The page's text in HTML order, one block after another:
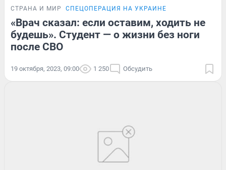
СТРАНА И МИР СПЕЦОПЕРАЦИЯ НА УКРАИНЕ
«Врач сказал: если оставим, ходить не
будешь». Студент — о жизни без ноги
после СВО
19 октября, 2023, 09:00 1 250 Обсудить